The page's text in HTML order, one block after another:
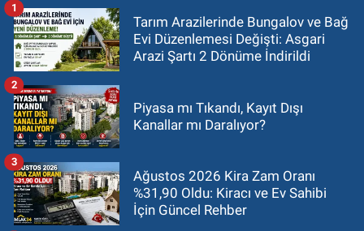
Tarım Arazilerinde Bungalov ve Bağ
Evi Düzenlemesi Değişti: Asgari
Arazi Şartı 2 Dönüme İndirildi
1
Piyasa mı Tıkandı, Kayıt Dışı
Kanallar mı Daralıyor?
2
Ağustos 2026 Kira Zam Oranı
%31,90 Oldu: Kiracı ve Ev Sahibi
İçin Güncel Rehber
3